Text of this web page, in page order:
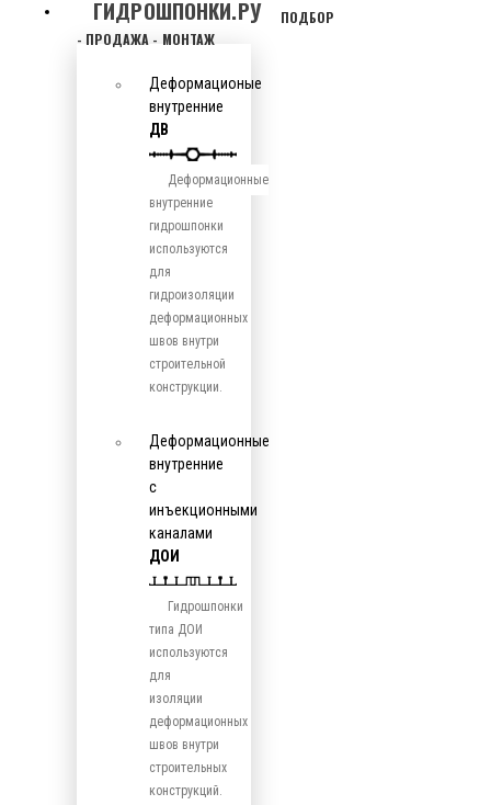
ГИДРОШПОНКИ.РУ
ПОДБОР
- ПРОДАЖА - МОНТАЖ
Деформационые
внутренние
ДВ
Деформационные
внутренние
гидрошпонки
используются
для
гидроизоляции
деформационных
швов внутри
строительной
конструкции.
Деформационные
внутренние
с
инъекционными
каналами
ДОИ
Гидрошпонки
типа ДОИ
используются
для
изоляции
деформационных
швов внутри
строительных
конструкций.